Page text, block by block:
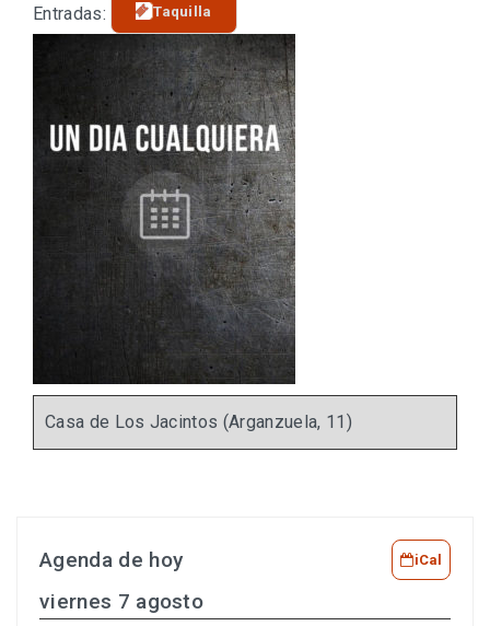
Entradas:
Taquilla
Casa de Los Jacintos (Arganzuela, 11)
Agenda de hoy iCal
viernes 7 agosto